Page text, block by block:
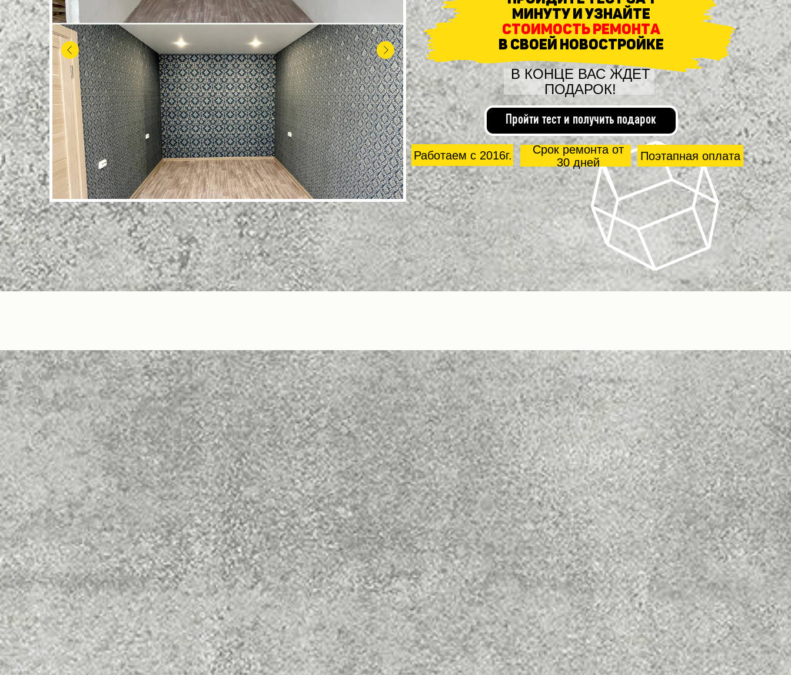
минуту и узнайте
стоимость ремонта
в своей новостройке
Пройти тест и получить подарок
В КОНЦЕ ВАС ЖДЕТ
ПОДАРОК!
Работаем с 2016г.
Срок ремонта от
30 дней
Поэтапная оплата